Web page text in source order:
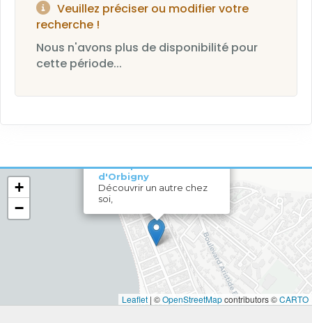
Veuillez préciser ou modifier votre
recherche !
Nous n'avons plus de disponibilité pour
cette période...
Boutique Hôtel
d'Orbigny
Découvrir un autre chez
soi,
+
−
Leaflet | ©OpenStreetMapcontributors ©CARTO